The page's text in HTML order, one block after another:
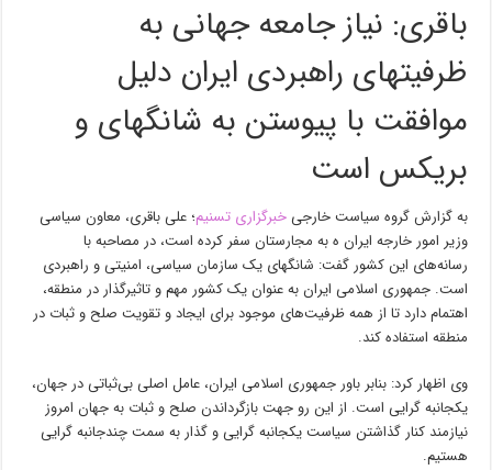
باقری: نیاز جامعه جهانی به
ظرفیتهای راهبردی ایران دلیل
موافقت با پیوستن به شانگهای و
بریکس است
به گزارش گروه سیاست خارجیخبرگزاری تسنیم؛ علی باقری، معاون سیاسی
وزیر امور خارجه ایران ه به مجارستان سفر کرده است، در مصاحبه با
رسانه‌های این کشور گفت: شانگهای یک سازمان سیاسی، امنیتی و راهبردی
است. جمهوری اسلامی ایران به عنوان یک کشور مهم و تاثیرگذار در منطقه،
اهتمام دارد تا از همه ظرفیت‌های موجود برای ایجاد و تقویت صلح و ثبات در
منطقه استفاده کند.
وی اظهار کرد: بنابر باور جمهوری اسلامی ایران، عامل اصلی بی‌ثباتی در جهان،
یکجانبه گرایی است. از این رو جهت بازگرداندن صلح و ثبات به جهان امروز
نیازمند کنار گذاشتن سیاست یکجانبه گرایی و گذار به سمت چندجانبه گرایی
هستیم.